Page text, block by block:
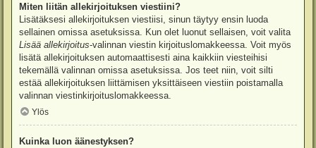
Miten liitän allekirjoituksen viestiini?
Lisätäksesi allekirjoituksen viestiisi, sinun täytyy ensin luoda
sellainen omissa asetuksissa. Kun olet luonut sellaisen, voit valita
Lisää allekirjoitus-valinnan viestin kirjoituslomakkeessa. Voit myös
lisätä allekirjoituksen automaattisesti aina kaikkiin viesteihisi
tekemällä valinnan omissa asetuksissa. Jos teet niin, voit silti
estää allekirjoituksen liittämisen yksittäiseen viestiin poistamalla
valinnan viestinkirjoituslomakkeessa.
Ylös
Kuinka luon äänestyksen?